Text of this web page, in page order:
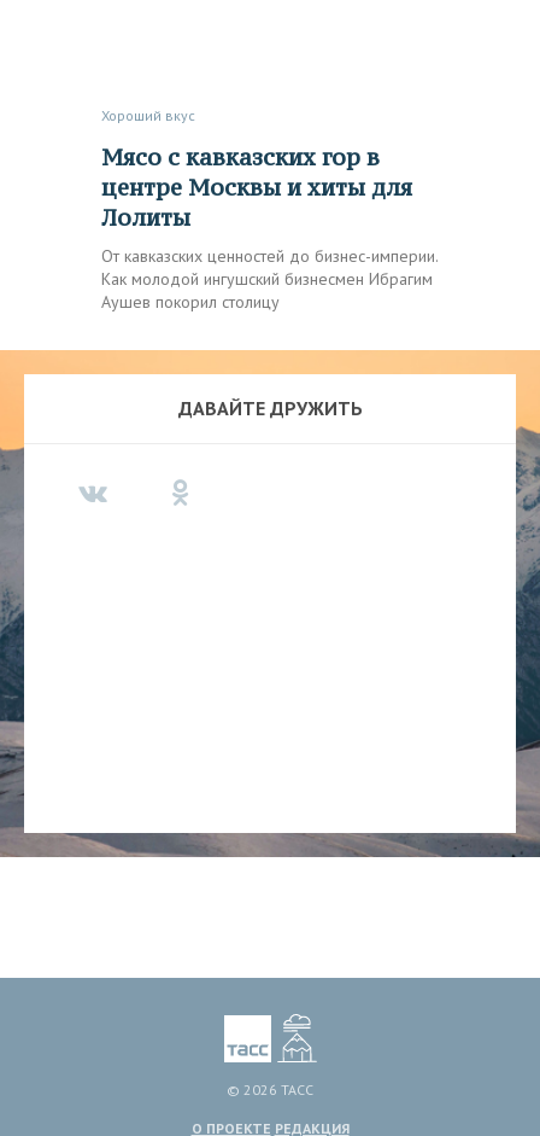
Хороший вкус
Мясо с кавказских гор в
центре Москвы и хиты для
Лолиты
От кавказских ценностей до бизнес-империи.
Как молодой ингушский бизнесмен Ибрагим
Аушев покорил столицу
ДАВАЙТЕ ДРУЖИТЬ
© 2026 ТАСС
О ПРОЕКТЕ РЕДАКЦИЯ